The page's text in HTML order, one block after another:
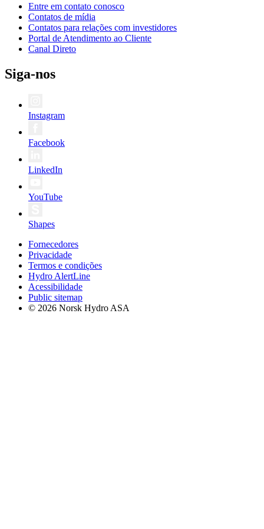
Entre em contato conosco
Contatos de mídia
Contatos para relações com investidores
Portal de Atendimento ao Cliente
Canal Direto
Siga-nos
Instagram
Facebook
LinkedIn
YouTube
Shapes
Fornecedores
Privacidade
Termos e condições
Hydro AlertLine
Acessibilidade
Public sitemap
© 2026 Norsk Hydro ASA